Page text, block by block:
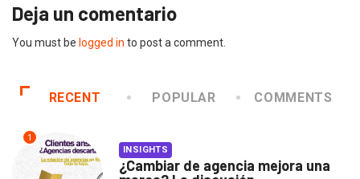
Deja un comentario
You must be logged in to post a comment.
RECENT POPULAR COMMENTS
1
INSIGHTS
¿Cambiar de agencia mejora una